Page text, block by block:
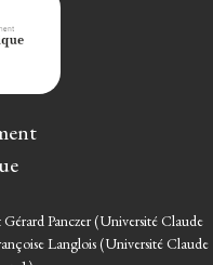
Panczer (Université Claude
Langlois (Université Claude